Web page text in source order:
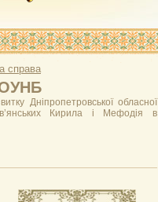
справа
ОУНБ
Дніпропетровської обласної
Кирила і Мефодія в